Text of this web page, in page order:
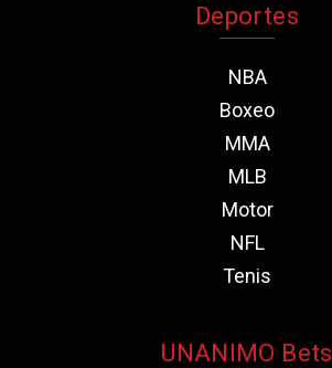
Deportes
NBA
Boxeo
MMA
MLB
Motor
NFL
Tenis
UNANIMO Bets